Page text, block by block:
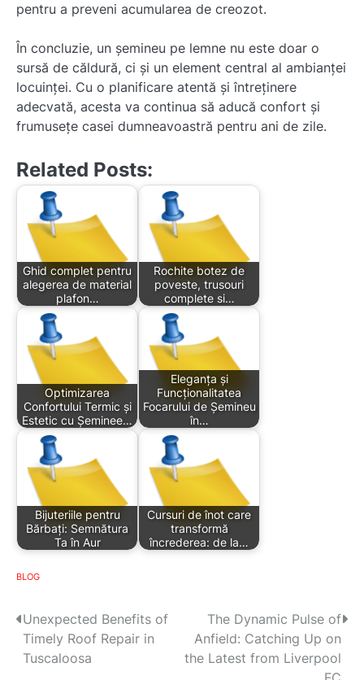
pentru a preveni acumularea de creozot.
În concluzie, un șemineu pe lemne nu este doar o
sursă de căldură, ci și un element central al ambianței
locuinței. Cu o planificare atentă și întreținere
adecvată, acesta va continua să aducă confort și
frumusețe casei dumneavoastră pentru ani de zile.
Related Posts:
Ghid complet pentru
alegerea de material
plafon…
Rochite botez de
poveste, trusouri
complete si…
Optimizarea
Confortului Termic și
Estetic cu Șeminee…
Eleganța și
Funcționalitatea
Focarului de Șemineu
în…
Bijuteriile pentru
Bărbați: Semnătura
Ta în Aur
Cursuri de înot care
transformă
încrederea: de la…
BLOG
P
o
Unexpected Benefits of
Timely Roof Repair in
Tuscaloosa
The Dynamic Pulse of
Anfield: Catching Up on
the Latest from Liverpool